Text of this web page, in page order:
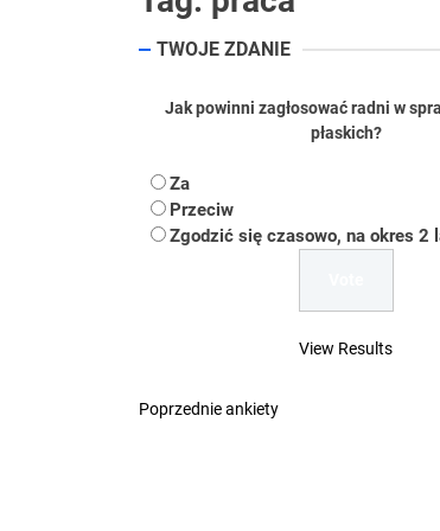
Ilu
Dość
TWOJE ZDANIE
Jak powinni zagłosować radni w
płaskich?
Za
Przeciw
Zgodzić się czasowo, na okres 2
View Results
Poprzednie ankiety